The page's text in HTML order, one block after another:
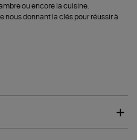
ou encore la cuisine.
nous donnant la clés pour réussir à